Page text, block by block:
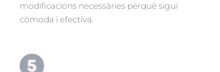
modificacions necessàries perquè sigui
còmoda i efectiva.